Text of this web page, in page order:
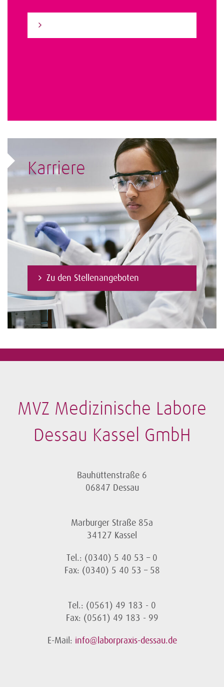
Karriere
Zu den Stellenangeboten
MVZ Medizinische Labore
Dessau Kassel GmbH
Bauhüttenstraße 6
06847 Dessau
Marburger Straße 85a
34127 Kassel
Tel.: (0340) 5 40 53 – 0
Fax: (0340) 5 40 53 – 58
Tel.: (0561) 49 183 - 0
Fax: (0561) 49 183 - 99
E-Mail: info@laborpraxis-dessau.de